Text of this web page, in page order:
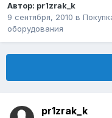
Автор: pr1zrak_k
9 сентября, 2010 в
оборудования
pr1zrak_k